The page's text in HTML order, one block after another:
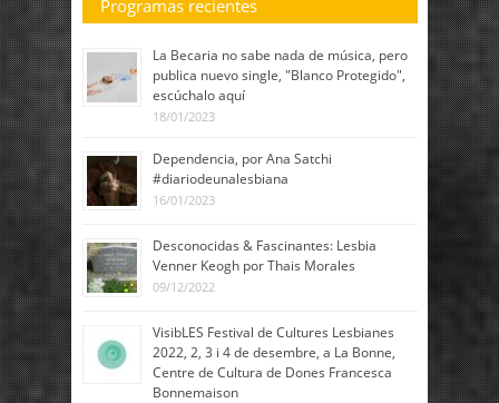
Programas recientes
La Becaria no sabe nada de música, pero
publica nuevo single, "Blanco Protegido",
escúchalo aquí
18/01/2023
Dependencia, por Ana Satchi
#diariodeunalesbiana
16/01/2023
Desconocidas & Fascinantes: Lesbia
Venner Keogh por Thais Morales
09/12/2022
VisibLES Festival de Cultures Lesbianes
2022, 2, 3 i 4 de desembre, a La Bonne,
Centre de Cultura de Dones Francesca
Bonnemaison